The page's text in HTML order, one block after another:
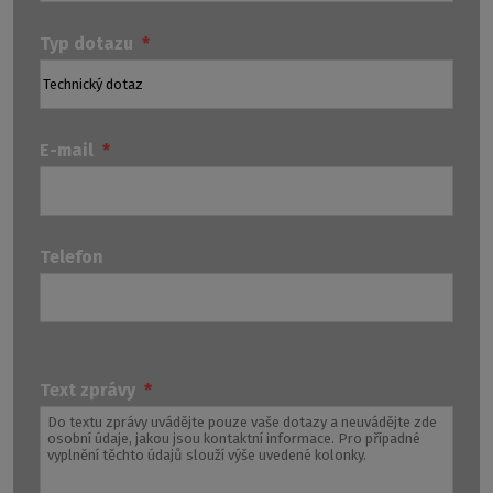
Typ dotazu *
E-mail *
Telefon
dotazy
k
atypům
a
dotazy
k
produktům
a
Text zprávy *